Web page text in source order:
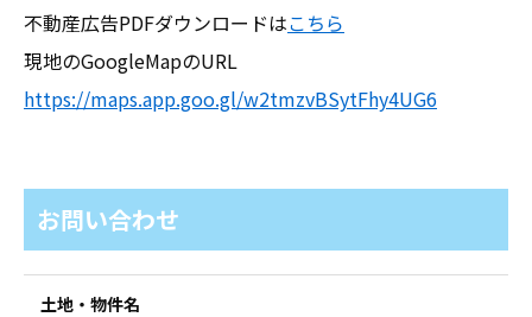
不動産広告PDFダウンロードはこちら
現地のGoogleMapのURL
https://maps.app.goo.gl/w2tmzvBSytFhy4UG6
お問い合わせ
土地・物件名